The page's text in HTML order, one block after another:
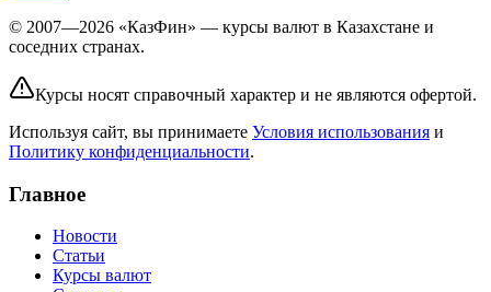
© 2007—2026 «КазФин» — курсы валют в Казахстане и
соседних странах.
Курсы носят справочный характер и не являются офертой.
Используя сайт, вы принимаете Условия использования и
Политику конфиденциальности.
Главное
Новости
Статьи
Курсы валют